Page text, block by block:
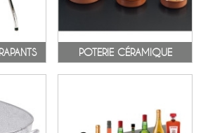
POTERIE CÉRAMIQUE